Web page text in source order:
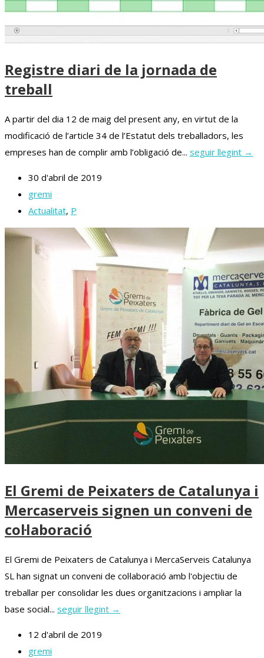
Registre diari de la jornada de
treball
A partir del dia 12 de maig del present any, en virtut de la
modificació de l’article 34 de l’Estatut dels treballadors, les
empreses han de complir amb l’obligació de... seguir llegint →
30 d'abril de 2019
gremi
Actualitat, P
El Gremi de Peixaters de Catalunya i
Mercaserveis signen un conveni de
col·laboració
El Gremi de Peixaters de Catalunya i MercaServeis Catalunya
SL han signat un conveni de col·laboració amb l'objectiu de
treballar per consolidar les dues organitzacions i ampliar la
base social... seguir llegint →
12 d'abril de 2019
gremi